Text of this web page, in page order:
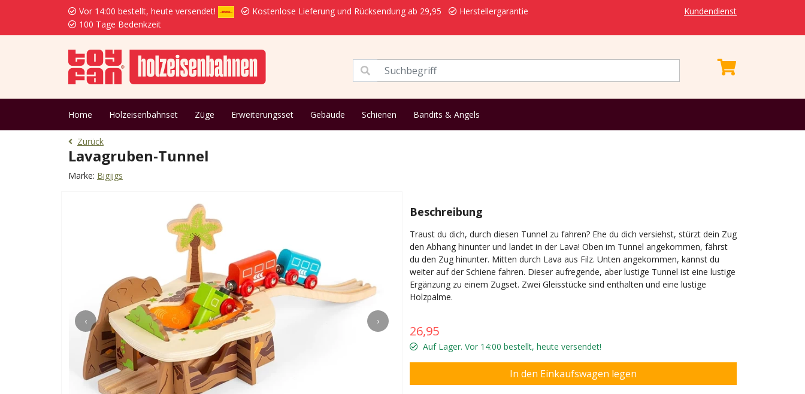
Vor 14:00 bestellt, heute versendet! Kostenlose Lieferung und Rücksendung ab 29,95
Herstellergarantie
100 Tage Bedenkzeit
Kundendienst
Home Holzeisenbahnset Züge Erweiterungsset Gebäude Schienen Bandits & Angels
Zurück
Lavagruben-Tunnel
Marke: Bigjigs
‹ ›
Beschreibung
Traust du dich, durch diesen Tunnel zu fahren? Ehe du dich versiehst, stürzt dein Zug
den Abhang hinunter und landet in der Lava! Oben im Tunnel angekommen, fährst
du den Zug hinunter. Mitten durch Lava aus Filz. Unten angekommen, kannst du
weiter auf der Schiene fahren. Dieser aufregende, aber lustige Tunnel ist eine lustige
Ergänzung zu einem Zugset. Zwei Gleisstücke sind enthalten und eine lustige
Holzpalme.
26,95
Auf Lager. Vor 14:00 bestellt, heute versendet!